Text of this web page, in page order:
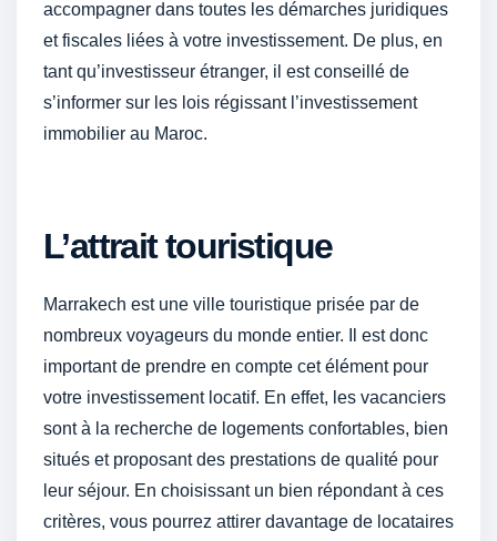
accompagner dans toutes les démarches juridiques
et fiscales liées à votre investissement. De plus, en
tant qu’investisseur étranger, il est conseillé de
s’informer sur les lois régissant l’investissement
immobilier au Maroc.
L’attrait touristique
Marrakech est une ville touristique prisée par de
nombreux voyageurs du monde entier. Il est donc
important de prendre en compte cet élément pour
votre investissement locatif. En effet, les vacanciers
sont à la recherche de logements confortables, bien
situés et proposant des prestations de qualité pour
leur séjour. En choisissant un bien répondant à ces
critères, vous pourrez attirer davantage de locataires